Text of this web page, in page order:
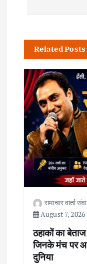
g
a
t
o
Related Posts
समाचार वार्ता
August 7, 2026
ठहाकों का बेताज
जिनके मंच पर
दुनिया